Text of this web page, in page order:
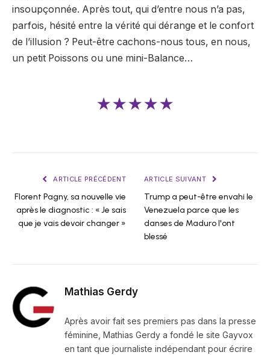
insoupçonnée. Après tout, qui d’entre nous n’a pas,
parfois, hésité entre la vérité qui dérange et le confort
de l’illusion ? Peut-être cachons-nous tous, en nous,
un petit Poissons ou une mini-Balance…
★★★★★
ARTICLE PRÉCÉDENT
Florent Pagny, sa nouvelle vie
après le diagnostic : « Je sais
que je vais devoir changer »
ARTICLE SUIVANT
Trump a peut-être envahi le
Venezuela parce que les
danses de Maduro l'ont
blessé
Mathias Gerdy
Après avoir fait ses premiers pas dans la presse
féminine, Mathias Gerdy a fondé le site Gayvox
en tant que journaliste indépendant pour écrire